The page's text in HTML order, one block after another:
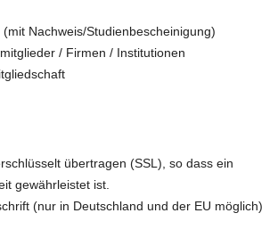
Nachweis/Studienbescheinigung)
/ Firmen / Institutionen
übertragen (SSL), so dass ein
gewährleistet ist.
(nur in Deutschland und der EU möglich)